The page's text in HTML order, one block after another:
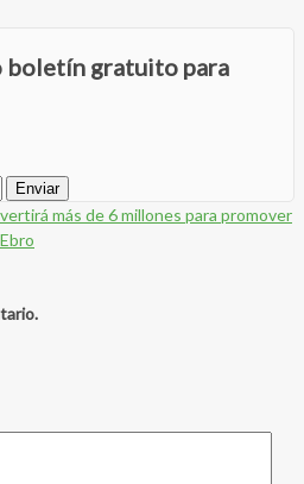
boletín gratuito para
más de 6 millones para promover